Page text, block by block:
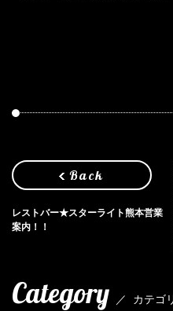
Back
レストバー★スターライト熊本営業
案内！！
Category ／ カテゴ